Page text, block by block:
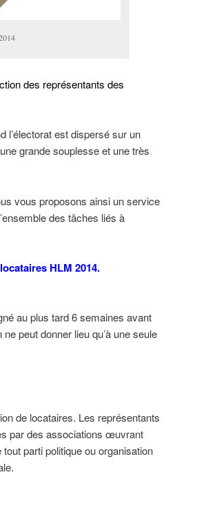
des représentants des
l’électorat est dispersé sur un
grande souplesse et une très
vous proposons ainsi un service
des tâches liés à
HLM 2014.
au plus tard 6 semaines avant
peut donner lieu qu’à une seule
de locataires. Les représentants
par des associations œuvrant
parti politique ou organisation